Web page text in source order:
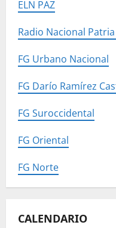
ELN PAZ
Radio Nacional
FG Urbano Nacional
FG Darío Ramírez
FG Suroccidental
FG Oriental
FG Norte
CALENDARIO